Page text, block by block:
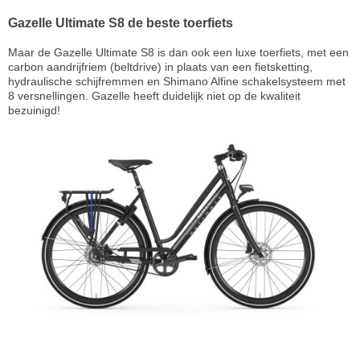
Gazelle Ultimate S8 de beste toerfiets
Maar de Gazelle Ultimate S8 is dan ook een luxe toerfiets, met een
carbon aandrijfriem (beltdrive) in plaats van een fietsketting,
hydraulische schijfremmen en Shimano Alfine schakelsysteem met
8 versnellingen. Gazelle heeft duidelijk niet op de kwaliteit
bezuinigd!